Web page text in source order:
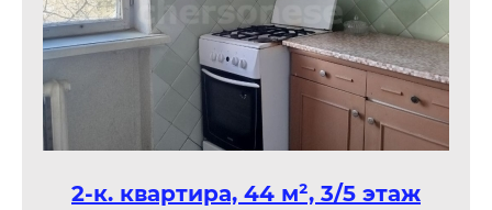
2-к. квартира, 44 м², 3/5 этаж